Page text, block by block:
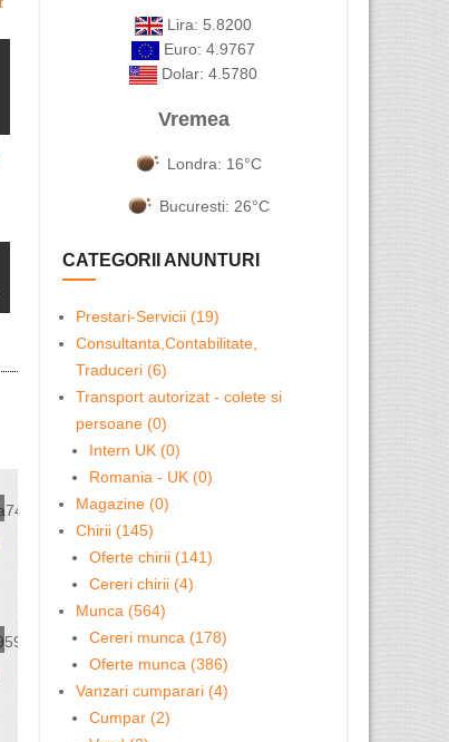
Cumparam fier
vechi ,cupru ,
Auto si
Vrei să afli cum
Lira: 5.8200
Euro: 4.9767
Dolar: 4.5780
Vremea
Londra: 16°C
Bucuresti: 26°C
CATEGORII ANUNTURI
Prestari-Servicii (19)
Consultanta,Contabilitate,
Traduceri (6)
Transport autorizat - colete si
persoane (0)
Intern UK (0)
Romania - UK (0)
Magazine (0)
Chirii (145)
Oferte chirii (141)
Cereri chirii (4)
Munca (564)
Cereri munca (178)
Oferte munca (386)
Vanzari cumparari (4)
Cumpar (2)